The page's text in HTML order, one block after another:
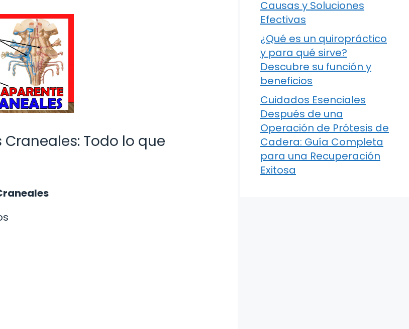
Todo lo que
Causas y Soluciones
Efectivas
¿Qué es un quiropráctico
y para qué sirve?
Descubre su función y
beneficios
Cuidados Esenciales
Después de una
Operación de Prótesis de
Cadera: Guía Completa
para una Recuperación
Exitosa